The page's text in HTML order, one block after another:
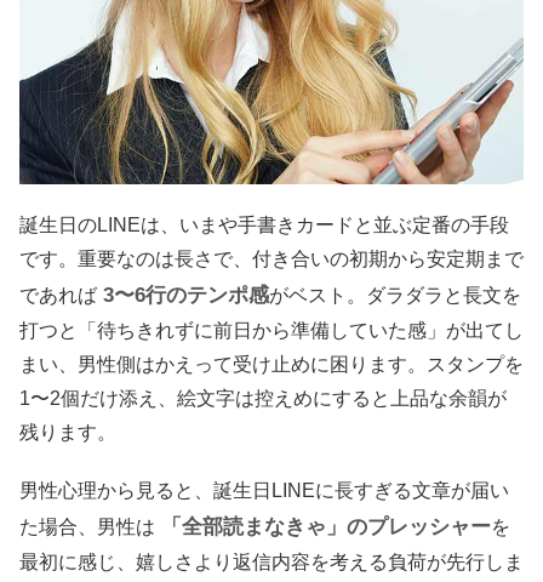
誕生日のLINEは、いまや手書きカードと並ぶ定番の手段
です。重要なのは長さで、付き合いの初期から安定期まで
であれば 3〜6行のテンポ感がベスト。ダラダラと長文を
打つと「待ちきれずに前日から準備していた感」が出てし
まい、男性側はかえって受け止めに困ります。スタンプを
1〜2個だけ添え、絵文字は控えめにすると上品な余韻が
残ります。
男性心理から見ると、誕生日LINEに長すぎる文章が届い
た場合、男性は
「全部読まなきゃ」のプレッシャーを
最初に感じ、嬉しさより返信内容を考える負荷が先行しま